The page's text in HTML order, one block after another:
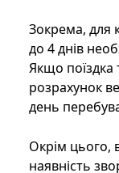
Зокрема, для
до 4 днів
Якщо поїздка
розрахунок
день
Окрім цього,
наявність